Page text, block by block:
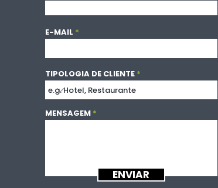
E-MAIL
TIPOLOGIA DE CLIENTE
MENSAGEM
ENVIAR